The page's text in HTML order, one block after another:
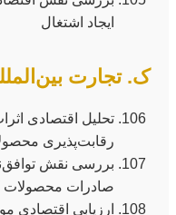
ایجاد اشتغال
ک. تجارت
تحلیل اقتصادی
رقابت‌پذیری
بررسی نقش
صادرات محصولات
ارزیابی اقتصادی